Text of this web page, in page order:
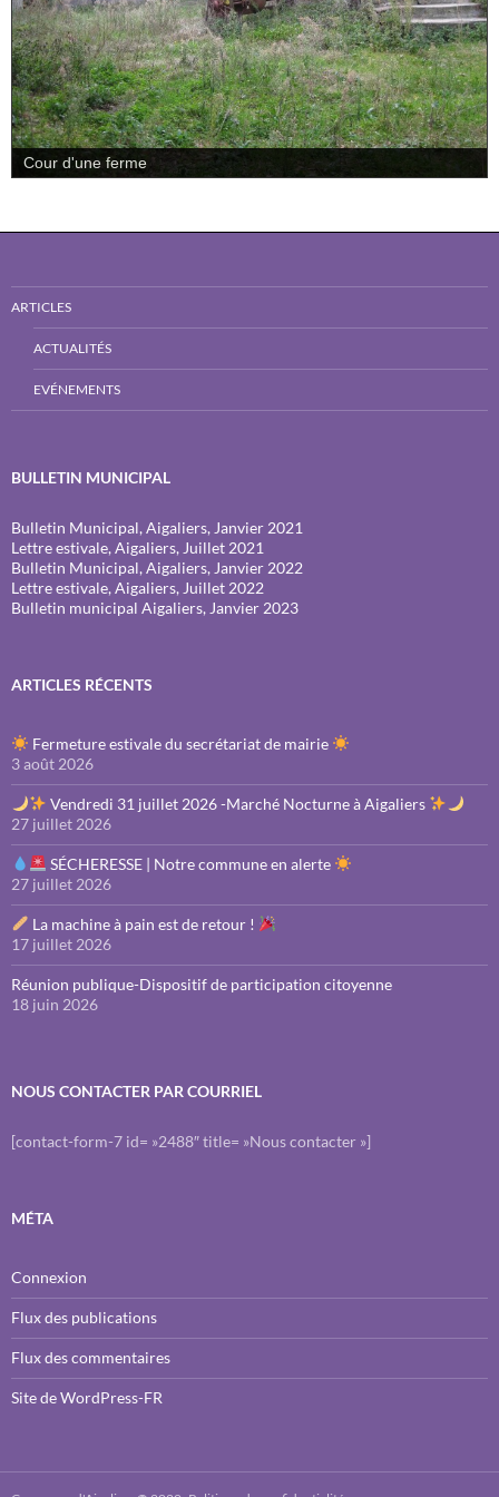
Cour d'une ferme
ARTICLES
ACTUALITÉS
EVÉNEMENTS
BULLETIN MUNICIPAL
Bulletin Municipal, Aigaliers, Janvier 2021
Lettre estivale, Aigaliers, Juillet 2021
Bulletin Municipal, Aigaliers, Janvier 2022
Lettre estivale, Aigaliers, Juillet 2022
Bulletin municipal Aigaliers, Janvier 2023
ARTICLES RÉCENTS
Fermeture estivale du secrétariat de mairie
3 août 2026
Vendredi 31 juillet 2026 -Marché Nocturne à Aigaliers
27 juillet 2026
SÉCHERESSE | Notre commune en alerte
27 juillet 2026
La machine à pain est de retour !
17 juillet 2026
Réunion publique-Dispositif de participation citoyenne
18 juin 2026
NOUS CONTACTER PAR COURRIEL
[contact-form-7 id= »2488″ title= »Nous contacter »]
MÉTA
Connexion
Flux des publications
Flux des commentaires
Site de WordPress-FR